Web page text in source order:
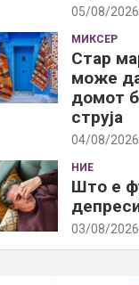
05/08/2026
МИКСЕР
Стар
може
домот
струја
04/08/2026
НИЕ
Што е
03/08/2026